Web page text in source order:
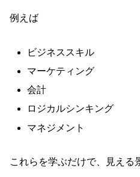
例えば
ビジネススキル
マーケティング
会計
ロジカルシンキング
マネジメント
これらを学ぶだけで、見える